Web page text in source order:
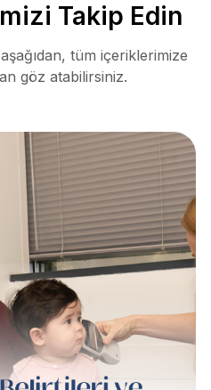
Takip Edin
tüm içeriklerimize
göz atabilirsiniz.